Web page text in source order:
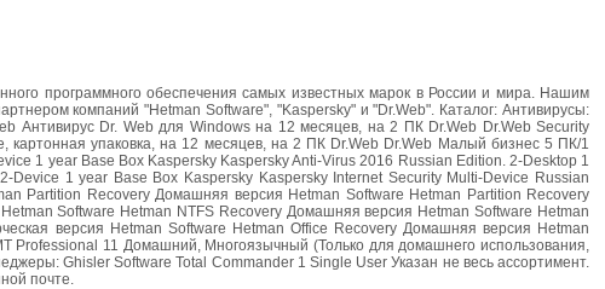
программного обеспечения самых известных марок в России и мира. Нашим
компаний "Hetman Software", "Kaspersky" и "Dr.Web". Каталог: Антивирусы:
Антивирус Dr. Web для Windows на 12 месяцев, на 2 ПК Dr.Web Dr.Web Security
картонная упаковка, на 12 месяцев, на 2 ПК Dr.Web Dr.Web Малый бизнес 5 ПК/1
1 year Base Box Kaspersky Kaspersky Anti-Virus 2016 Russian Edition. 2-Desktop 1
1 year Base Box Kaspersky Kaspersky Internet Security Multi-Device Russian
Partition Recovery Домашняя версия Hetman Software Hetman Partition Recovery
Software Hetman NTFS Recovery Домашняя версия Hetman Software Hetman
версия Hetman Software Hetman Office Recovery Домашняя версия Hetman
Professional 11 Домашний, Многоязычный (Только для домашнего использования,
Ghisler Software Total Commander 1 Single User Указан не весь ассортимент.
почте.